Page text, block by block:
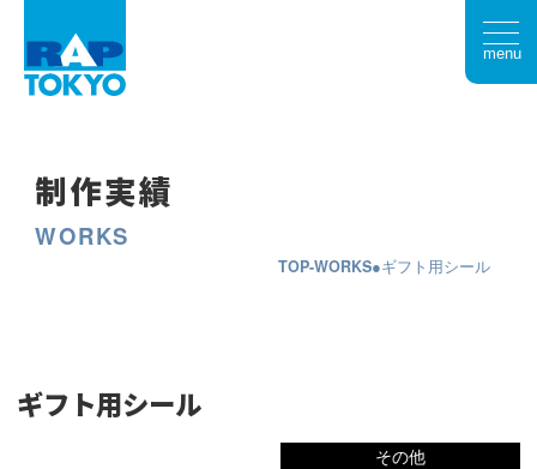
menu
制作実績
WORKS
TOP WORKS ギフト用シール
ギフト用シール
その他